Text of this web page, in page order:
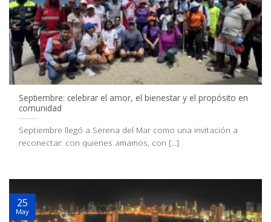
Septiembre: celebrar el amor, el bienestar y el propósito en
comunidad
Septiembre llegó a Serena del Mar como una invitación a
reconectar: con quienes amamos, con [...]
25
May